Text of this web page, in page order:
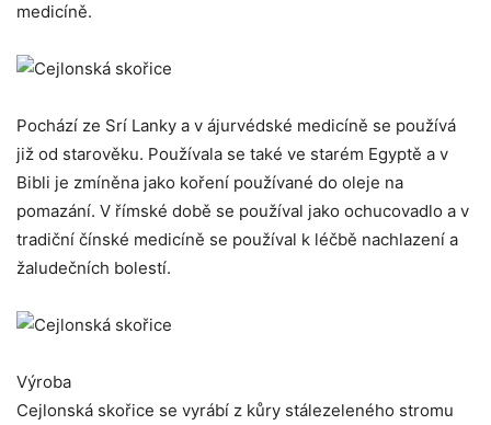
medicíně.
Pochází ze Srí Lanky a v ájurvédské medicíně se používá
již od starověku. Používala se také ve starém Egyptě a v
Bibli je zmíněna jako koření používané do oleje na
pomazání. V římské době se používal jako ochucovadlo a v
tradiční čínské medicíně se používal k léčbě nachlazení a
žaludečních bolestí.
Výroba
Cejlonská skořice se vyrábí z kůry stálezeleného stromu